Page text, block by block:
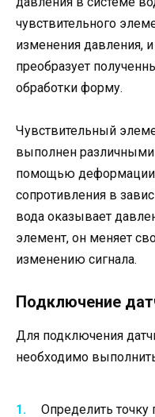
чувствительного
изменения давления,
преобразует
обработки форму.
Чувствительный
выполнен
помощью
сопротивления в
вода оказывает
элемент, он меняет
изменению сигнала.
Подключение
Для подключения
необходимо
Определить точку